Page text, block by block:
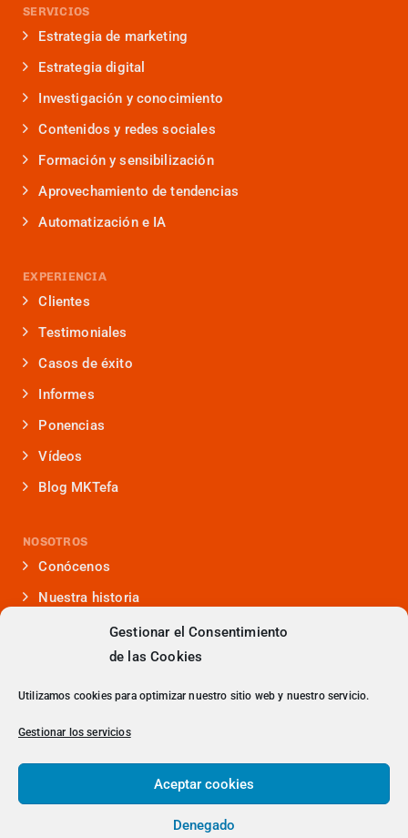
Gestionar el Consentimiento
de las Cookies
Utilizamos cookies para optimizar nuestro sitio web y nuestro servicio.
Gestionar los servicios
Aceptar cookies
Denegado
SERVICIOS
Estrategia de marketing
Estrategia digital
Investigación y conocimiento
Contenidos y redes sociales
Formación y sensibilización
Aprovechamiento de tendencias
Automatización e IA
EXPERIENCIA
Clientes
Testimoniales
Casos de éxito
Informes
Ponencias
Vídeos
Blog MKTefa
NOSOTROS
Conócenos
Nuestra historia
Iniciativas que lideramos
Noticias y eventos
Presencia en medios
> Política de Privacidad